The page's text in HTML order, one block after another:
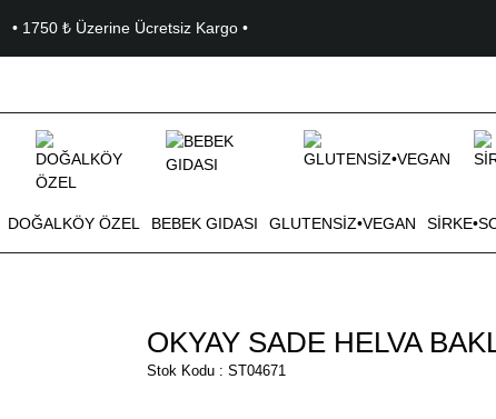
• 1750 ₺ Üzerine Ücretsiz Kargo •
DOĞALKÖY ÖZEL BEBEK GIDASI GLUTENSİZ•VEGAN
OKYAY SADE HELVA
Stok Kodu : ST04671